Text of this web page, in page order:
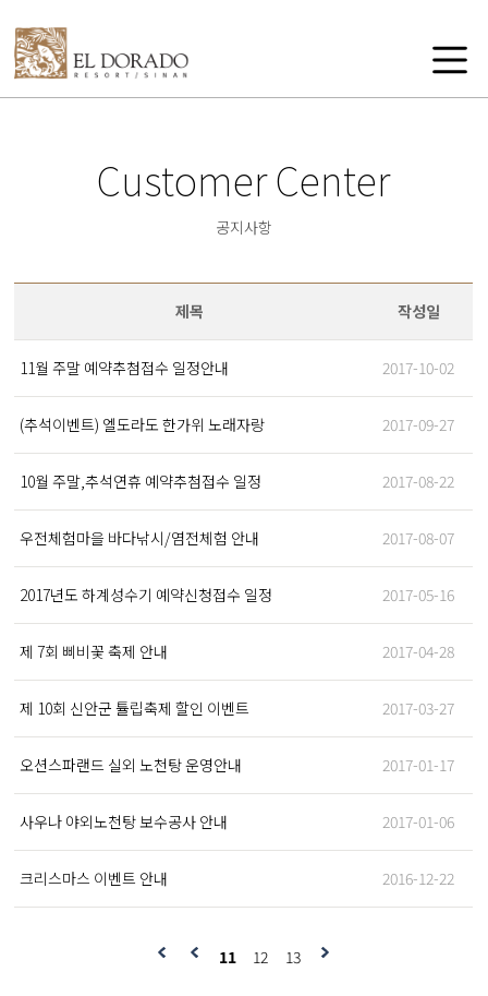
Customer Center
공지사항
제목 작성일
11월 주말 예약추첨접수 일정안내 2017-10-02
(추석이벤트) 엘도라도 한가위 노래자랑 2017-09-27
10월 주말,추석연휴 예약추첨접수 일정 2017-08-22
우전체험마을 바다낚시/염전체험 안내 2017-08-07
2017년도 하계성수기 예약신청접수 일정 2017-05-16
제 7회 삐비꽃 축제 안내 2017-04-28
제 10회 신안군 튤립축제 할인 이벤트 2017-03-27
오션스파랜드 실외 노천탕 운영안내 2017-01-17
사우나 야외노천탕 보수공사 안내 2017-01-06
크리스마스 이벤트 안내 2016-12-22
11 12 13